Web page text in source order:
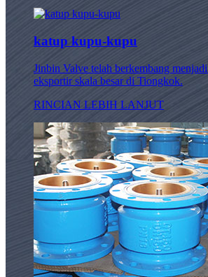
katup kupu-kupu
Jinbin Valve telah berkembang
eksportir skala besar di Tiongkok.
RINCIAN LEBIH LANJUT